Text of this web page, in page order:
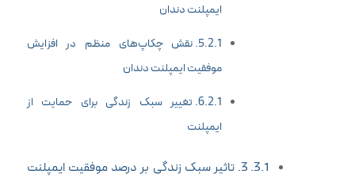
ایمپلنت دندان
نقش چکاپ‌های منظم در افزایش
موفقیت ایمپلنت دندان
تغییر سبک زندگی برای حمایت از
ایمپلنت
3. تاثیر سبک زندگی بر درصد موفقیت ایمپلنت